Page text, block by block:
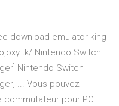
download-emulator-king-
Nintendo Switch
Nintendo Switch
... Vous pouvez
pour PC